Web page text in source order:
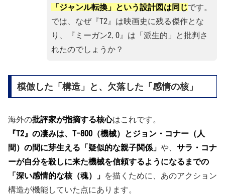
「ジャンル転換」という設計図は同じです。
では、なぜ『T2』は映画史に残る傑作とな
り、『ミーガン2.0』は「派生的」と批判さ
れたのでしょうか？
模倣した「構造」と、欠落した「感情の核」
海外の批評家が指摘する核心はこれです。
『T2』の凄みは、T-800（機械）とジョン・コナー（人
間）の間に芽生える「疑似的な親子関係」 や、 サラ・コナ
ーが自分を殺しに来た機械を信頼するようになるまでの
「深い感情的な核（魂）」
を描くために、あのアクション
構造が機能していた点にあります。